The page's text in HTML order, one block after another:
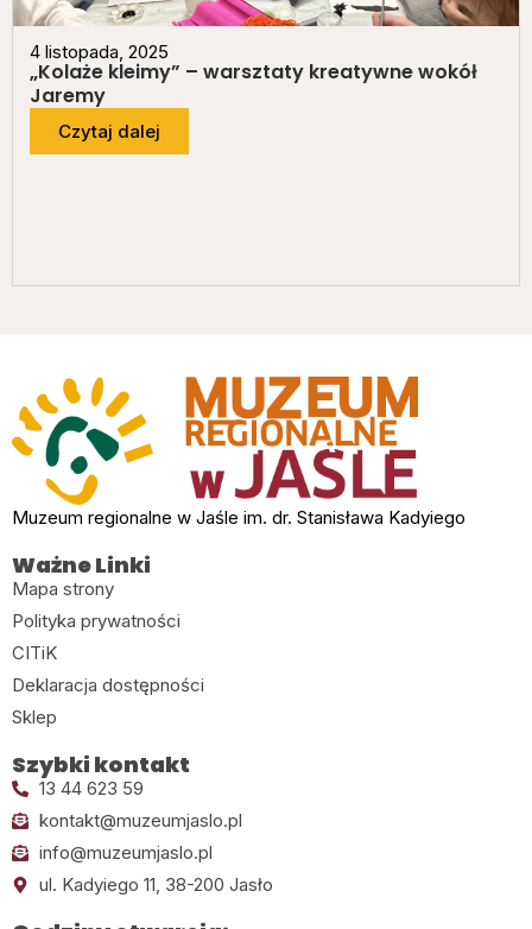
4 listopada, 2025
„Kolaże kleimy” – warsztaty kreatywne wokół
Jaremy
Czytaj dalej
Muzeum regionalne w Jaśle im. dr. Stanisława Kadyiego
Ważne Linki
Mapa strony
Polityka prywatności
CITiK
Deklaracja dostępności
Sklep
Szybki kontakt
13 44 623 59
kontakt@muzeumjaslo.pl
info@muzeumjaslo.pl
ul. Kadyiego 11, 38-200 Jasło